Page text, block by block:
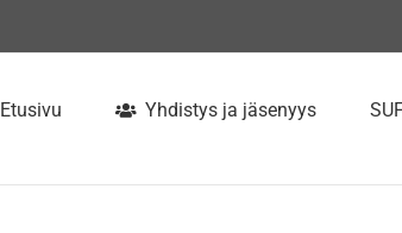
Etusivu Yhdistys ja jäsenyys